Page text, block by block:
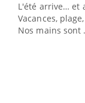
L'été arrive… et
Vacances,
Nos mains sont